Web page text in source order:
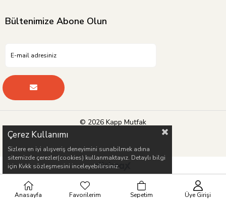
Bültenimize Abone Olun
© 2026 Kapp Mutfak
Çerez Kullanımı
Sizlere en iyi alışveriş deneyimini sunabilmek adına
sitemizde çerezler(cookies) kullanmaktayız. Detaylı bilgi
için Kvkk sözleşmesini inceleyebilirsiniz.
Anasayfa Favorilerim Sepetim Üye Girişi